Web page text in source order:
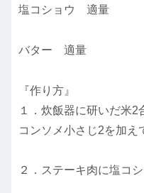
塩コショウ 適量
バター 適量
『作り方』
１．炊飯器に研いだ米2
コンソメ小さじ2を加え
２．ステーキ肉に塩コ